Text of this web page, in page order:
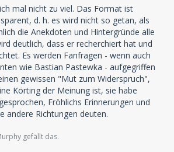
Bob Andrews. Das regelmäßige
Darunter leidet Andreas
„dritten Detektiv“ seit über 40
leiht, zum Glück nicht: Nach
als 200 Folgen erzählt er seinem
dem Regisseur mehrerer „Die
die schönsten, aufregendsten
Erinnerungen an seine
Jung-Detektiv in Rocky Beach.
sich das eingespielte Talk-Duo
mal nicht zu viel. Das Format ist
d. h. es wird nicht so getan, als
die Anekdoten und Hintergründe alle
deutlich, dass er recherchiert hat und
Es werden Fanfragen - wenn auch
wie Bastian Pastewka - aufgegriffen
gewissen "Mut zum Widerspruch",
Körting der Meinung ist, sie habe
Fröhlichs Erinnerungen und
andere Richtungen deuten.
gefällt das.